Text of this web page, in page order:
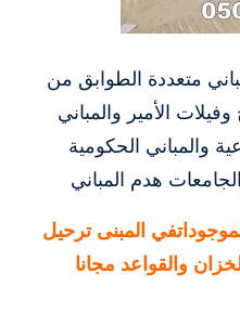
متعددة الطوابق من
الأمير والمباني
والمباني الحكومية
المبنى ترحيل
والقواعد مجانا